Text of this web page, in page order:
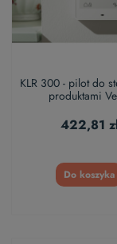
KLR 300 - pilot do
produktami
422,81
Do koszyka